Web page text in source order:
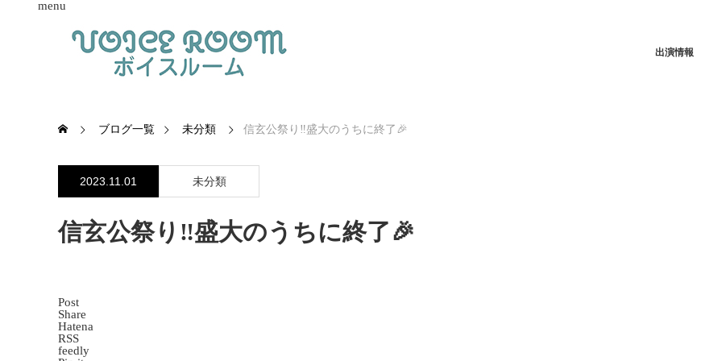
出演情報
menu
ブログ一覧 未分類 信玄公祭り‼️盛大のうちに終了🎉
2023.11.01 未分類
信玄公祭り‼️盛大のうちに終了🎉
Post
Share
Hatena
RSS
feedly